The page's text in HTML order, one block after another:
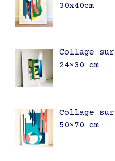
30x40cm
Collage
24×30 cm
Collage
50×70 cm